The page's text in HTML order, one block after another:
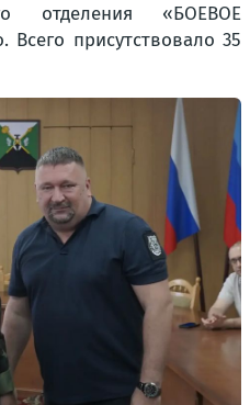
отделения «БОЕВОЕ
Всего присутствовало 35